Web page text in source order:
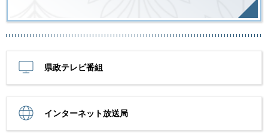
県政テレビ番組
インターネット放送局